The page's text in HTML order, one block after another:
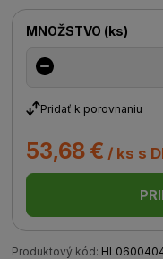
MNOŽSTVO (ks)
Pridať k porovnaniu
53,68 € / ks s
Produktový kód: